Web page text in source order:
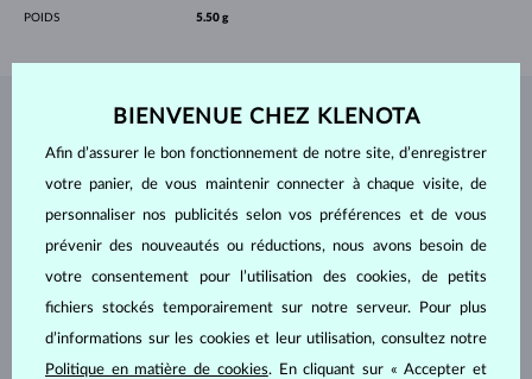
POIDS 5.50 g
BIJOUX DEL'ATELIER KLENOTA
BIENVENUE CHEZ KLENOTA
Afin d’assurer le bon fonctionnement de notre site, d’enregistrer
votre panier, de vous maintenir connecter à chaque visite, de
personnaliser nos publicités selon vos préférences et de vous
prévenir des nouveautés ou réductions, nous avons besoin de
votre consentement pour l’utilisation des cookies, de petits
fichiers stockés temporairement sur notre serveur. Pour plus
d’informations sur les cookies et leur utilisation, consultez notre
Politique en matière de cookies. En cliquant sur « Accepter et